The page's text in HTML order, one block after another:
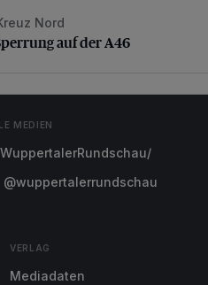
auf der A46
Nord
auf der A46
MEDIEN
@wuppertalerrundschau
VERLAG
Mediadaten